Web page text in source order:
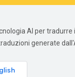
AI per tradurre
generate